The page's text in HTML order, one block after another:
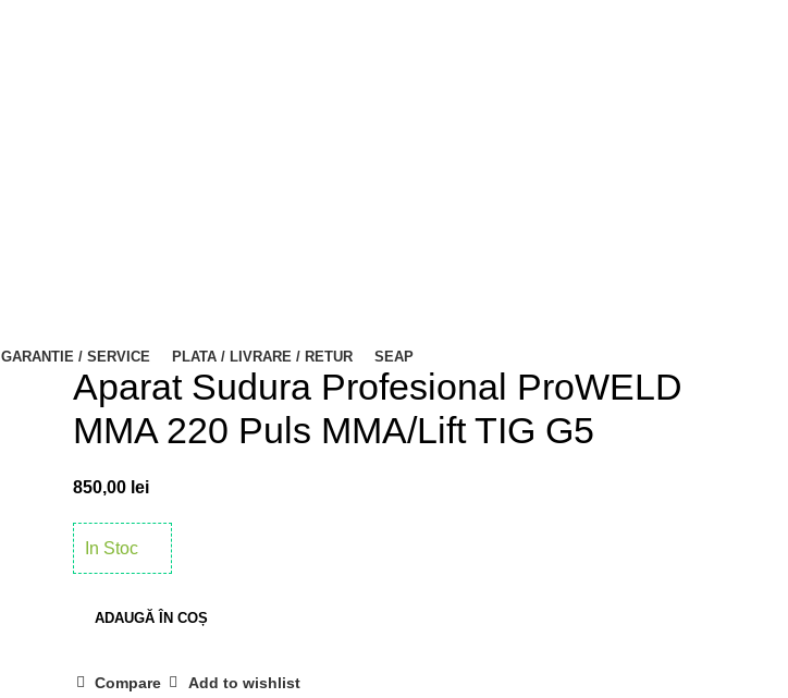
GARANTIE / SERVICE PLATA / LIVRARE / RETUR SEAP
Aparat Sudura Profesional ProWELD
MMA 220 Puls MMA/Lift TIG G5
850,00 lei
In Stoc
ADAUGĂ ÎN COȘ
Compare Add to wishlist